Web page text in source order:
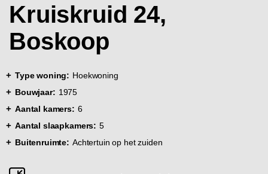
Kruiskruid 24,
Boskoop
Type woning: Hoekwoning
Bouwjaar: 1975
Aantal kamers: 6
Aantal slaapkamers: 5
Buitenruimte: Achtertuin op het zuiden